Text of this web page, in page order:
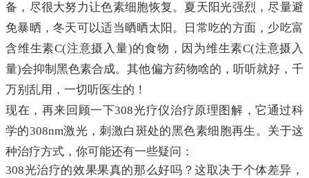
备，尽很大努力让色素细胞恢复。夏天阳光强烈，尽量避
免暴晒，冬天可以适当晒晒太阳。日常吃的方面，少吃富
含维生素C(注意摄入量)的食物，因为维生素C(注意摄入
量)会抑制黑色素合成。其他偏方药物啥的，听听就好，千
万别乱用，一切听医生的！
现在，再来回顾一下308光疗仪治疗原理图解，它通过科
学的308nm激光，刺激白斑处的黑色素细胞再生。关于这
种治疗方式，你可能还有一些疑问：
308光治疗的效果果真的那么好吗？这取决于个体差异，